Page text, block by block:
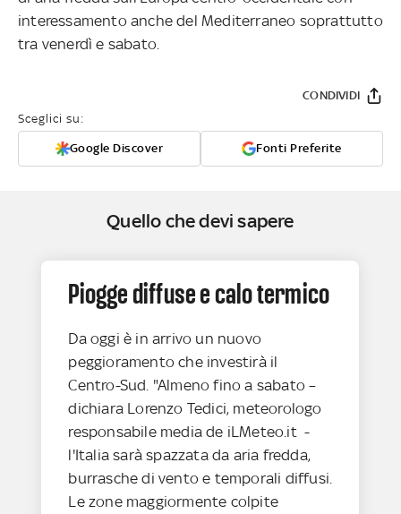
interessamento anche del Mediterraneo soprattutto
tra venerdì e sabato.
Sceglici su:
Google Discover Fonti Preferite
CONDIVIDI
Quello che devi sapere
Piogge diffuse e calo termico
Da oggi è in arrivo un nuovo
peggioramento che investirà il
Centro-Sud. "Almeno fino a sabato –
dichiara Lorenzo Tedici, meteorologo
responsabile media de iLMeteo.it -
l'Italia sarà spazzata da aria fredda,
burrasche di vento e temporali diffusi.
Le zone maggiormente colpite